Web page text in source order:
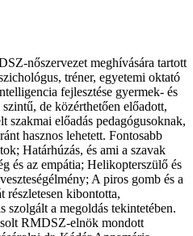
nőszervezet meghívására tartott
tréner, egyetemi oktató
fejlesztése gyermek- és
de közérthetően előadott,
szakmai előadás pedagógusoknak,
hasznos lehetett. Fontosabb
Határhúzás, és ami a szavak
és az empátia; Helikopterszülő és
A piros gomb és a
részletesen kibontotta,
szolgált a megoldás tekintetében.
RMDSZ-elnök mondott